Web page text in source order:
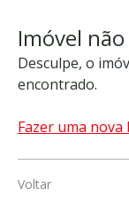
Imóvel
Desculpe, o
encontrado.
Fazer uma nova
Voltar